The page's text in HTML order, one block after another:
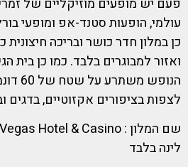
פעם יש מופעים מוזיקליים של
עולמי, הופעות סטנד-אפ ומופעי
כן במלון חדר כושר ובריכה
ואזור למבוגרים בלבד. כמו כן בית
לצפות בציפורים אקזוטיים, בדגים
שם המלון : Flamingo Las Vegas Hotel & Casino
לינה בלבד